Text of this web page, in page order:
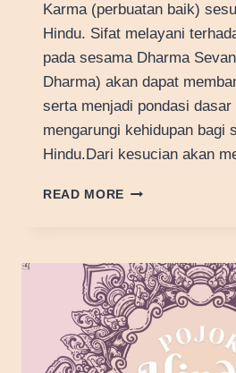
Karma (perbuatan baik)
Hindu. Sifat melayani
pada sesama Dharma
Dharma) akan dapat
serta menjadi pondasi dasar
mengarungi kehidupan bagi
Hindu.Dari kesucian akan
READ MORE CAKRA